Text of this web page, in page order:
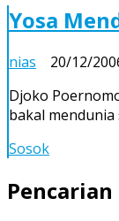
Yosa
nias 20/12/
Djoko
bakal
Sosok